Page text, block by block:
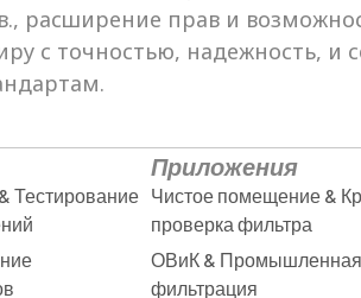
расширение прав и
с точностью, надежность, и
Тестирование
Приложения
Чистое помещение &
проверка фильтра
ОВиК & Промышленная
фильтрация